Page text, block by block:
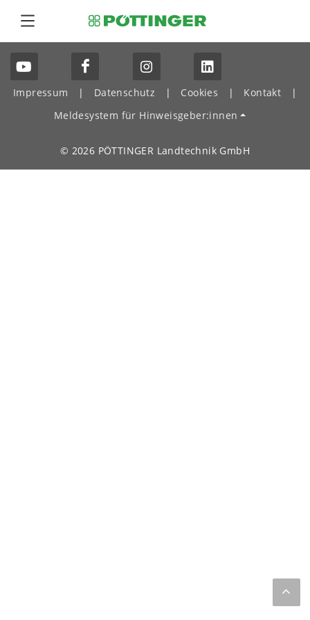
Impressum | Datenschutz | Cookies | Kontakt
|
Meldesystem für Hinweisgeber:innen
© 2026 PÖTTINGER Landtechnik GmbH